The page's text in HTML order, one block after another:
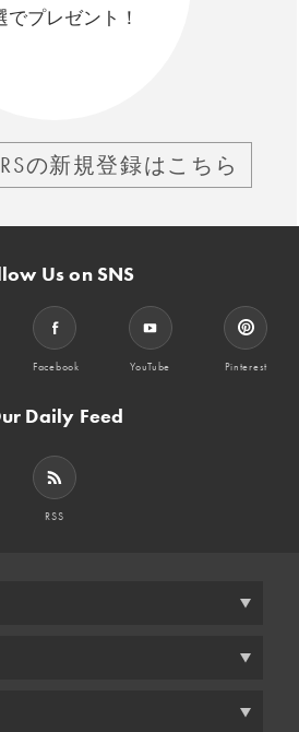
でプレゼント！
の新規登録はこちら
Us on SNS
Facebook YouTube Pinterest
Daily Feed
RSS